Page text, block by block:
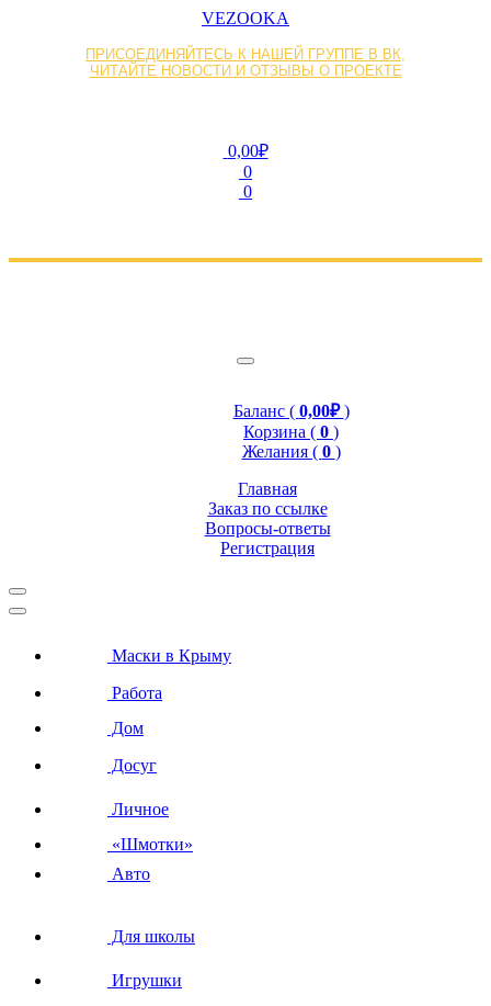
VEZOOKA
ПРИСОЕДИНЯЙТЕСЬ К НАШЕЙ ГРУППЕ В ВК,
ЧИТАЙТЕ НОВОСТИ И ОТЗЫВЫ О ПРОЕКТЕ
0,00₽
0
0
Баланс ( 0,00₽)
Корзина ( 0 )
Желания ( 0 )
Главная
Заказ по ссылке
Вопросы-ответы
Регистрация
Маски в Крыму
Работа
Дом
Досуг
Личное
«Шмотки»
Авто
Для школы
Игрушки